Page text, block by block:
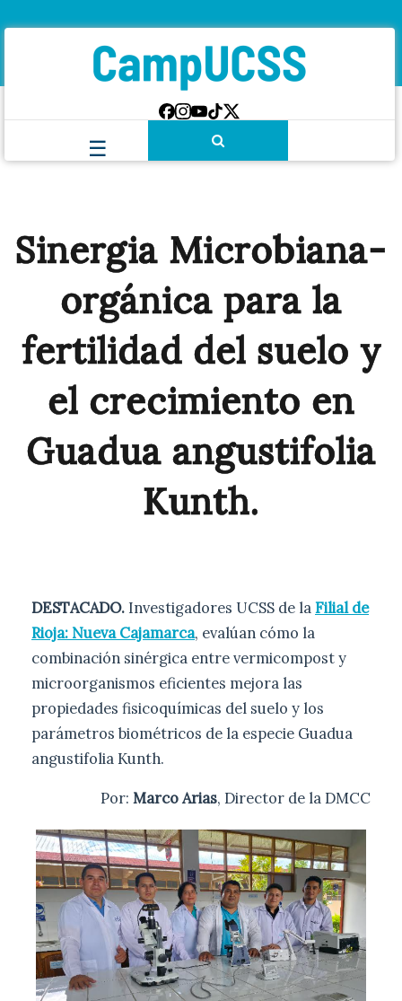
Sinergia Microbiana-
orgánica para la
fertilidad del suelo y
el crecimiento en
Guadua angustifolia
Kunth.
DESTACADO. Investigadores UCSS de laFilial de
Rioja: Nueva Cajamarca, evalúan cómo la
combinación sinérgica entre vermicompost y
microorganismos eficientes mejora las
propiedades fisicoquímicas del suelo y los
parámetros biométricos de la especie Guadua
angustifolia Kunth.
Por: Marco Arias, Director de la DMCC